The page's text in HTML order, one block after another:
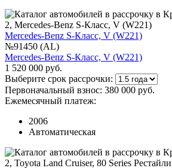
Mercedes-Benz S-Класс, V (W221)
№91450 (AL)
Mercedes-Benz S-Класс, V (W221)
1 520 000 руб.
Выберите срок рассрочки:
Первоначальный взнос: 380 000 руб.
Ежемесячный платеж:
2006
Автоматическая